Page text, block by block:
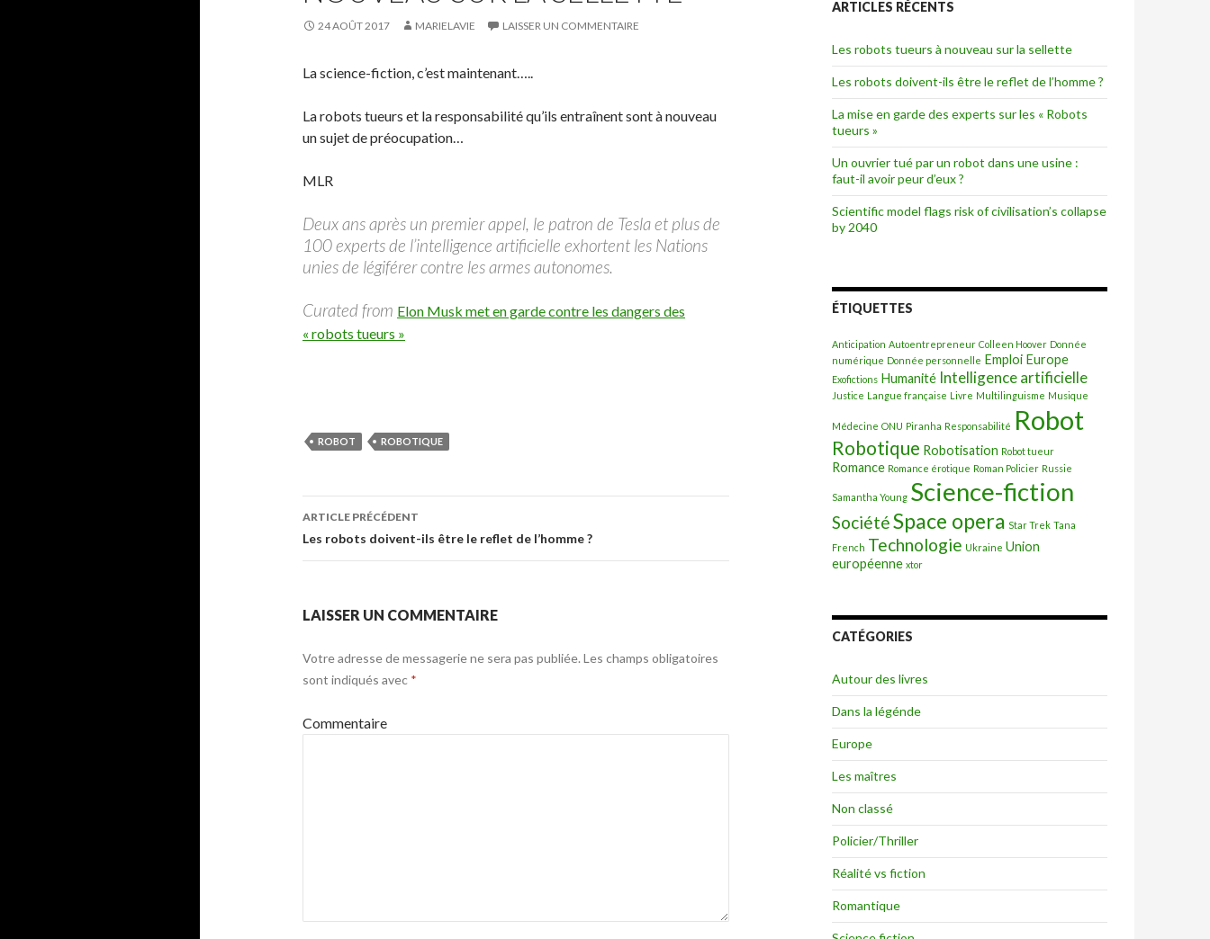
24 AOÛT 2017 MARIELAVIE LAISSER UN COMMENTAIRE
La science-fiction, c’est maintenant…..
La robots tueurs et la responsabilité qu’ils entraînent sont à nouveau
un sujet de préocupation…
MLR
Deux ans après un premier appel, le patron de Tesla et plus de
100 experts de l’intelligence artificielle exhortent les Nations
unies de légiférer contre les armes autonomes.
Curated from Elon Musk met en garde contre les dangers des
« robots tueurs »
ROBOT ROBOTIQUE
Navigation
l’article
ARTICLE PRÉCÉDENT
Les robots doivent-ils être le reflet de l’homme ?
LAISSER UN COMMENTAIRE
Votre adresse de messagerie ne sera pas publiée. Les champs obligatoires
sont indiqués avec *
Commentaire
r
h
e
r
:
ARTICLES RÉCENTS
Les robots tueurs à nouveau sur la sellette
Les robots doivent-ils être le reflet de l’homme ?
La mise en garde des experts sur les « Robots
tueurs »
Un ouvrier tué par un robot dans une usine :
faut-il avoir peur d’eux ?
Scientific model flags risk of civilisation’s collapse
by 2040
ÉTIQUETTES
Anticipation Autoentrepreneur Colleen Hoover Donnée
numérique Donnée personnelle Emploi Europe
Exofictions Humanité Intelligence artificielle
Justice Langue française Livre Multilinguisme Musique
Médecine ONU Piranha Responsabilité Robot
Robotique Robotisation Robot tueur
Romance Romance érotique Roman Policier Russie
Samantha Young Science-fiction
SociétéSpace opera Star Trek Tana
French Technologie Ukraine Union
européenne xtor
CATÉGORIES
Autour des livres
Dans la légénde
Europe
Les maîtres
Non classé
Policier/Thriller
Réalité vs fiction
Romantique